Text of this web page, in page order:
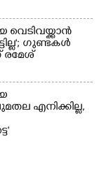
ഗുണ്ടകൾ
എനിക്കില്ല,